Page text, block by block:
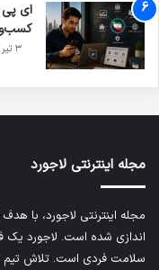
ای پی
۳ تیر ۱۴۰۵
مجله اینترنتی لاجورد
مجله اینترنتی لاجورد، با
اندازی شده است. لاجورد یک
سلامت فردی است. تلاش تیم